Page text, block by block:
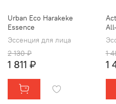
Urban Eco Harakeke
Essence
Эссенция для лица
2 130 ₽
1 811 ₽
1
1